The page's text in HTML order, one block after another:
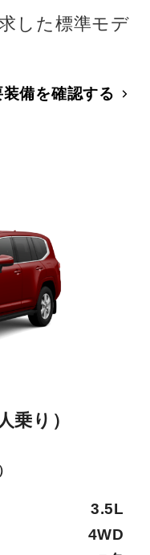
した標準モデ
備を確認する
乗り）
3.5L
4WD